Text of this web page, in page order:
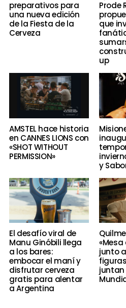
preparativos para
una nueva edición
de la Fiesta de la
Cerveza
Prode
que
up
AMSTEL hace historia
en CANNES LIONS con
«SHOT WITHOUT
PERMISSION»
y
El desafío viral de
Manu Ginóbili llega
a los bares:
embocar el maní y
disfrutar cerveza
gratis para alentar
a Argentina
«Mesa
junto
juntan